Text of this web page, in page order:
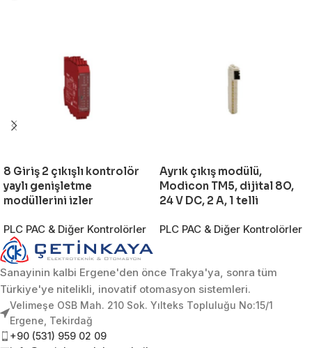
8 Giriş 2 çıkışlı kontrolör
yaylı genişletme
modüllerini izler
PLC PAC & Diğer Kontrolörler
Ayrık çıkış modülü,
Modicon TM5, dijital 8O,
24 V DC, 2 A, 1 telli
PLC PAC & Diğer Kontrolörler
Sanayinin kalbi Ergene'den önce Trakya'ya, sonra tüm
Türkiye'ye nitelikli, inovatif otomasyon sistemleri.
Velimeşe OSB Mah. 210 Sok. Yılteks Topluluğu No:15/1
Ergene, Tekirdağ
+90 (531) 959 02 09